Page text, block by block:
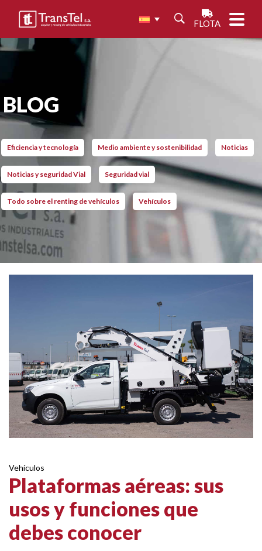
FLOTA
BLOG
Eficiencia y tecnología Medio ambiente y sostenibilidad Noticias
Noticias y seguridad Vial Seguridad vial
Todo sobre el renting de vehículos Vehículos
Vehículos
Plataformas aéreas: sus
usos y funciones que
debes conocer